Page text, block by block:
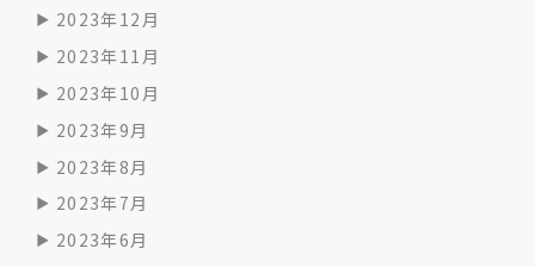
2023年12月
2023年11月
2023年10月
2023年9月
2023年8月
2023年7月
2023年6月